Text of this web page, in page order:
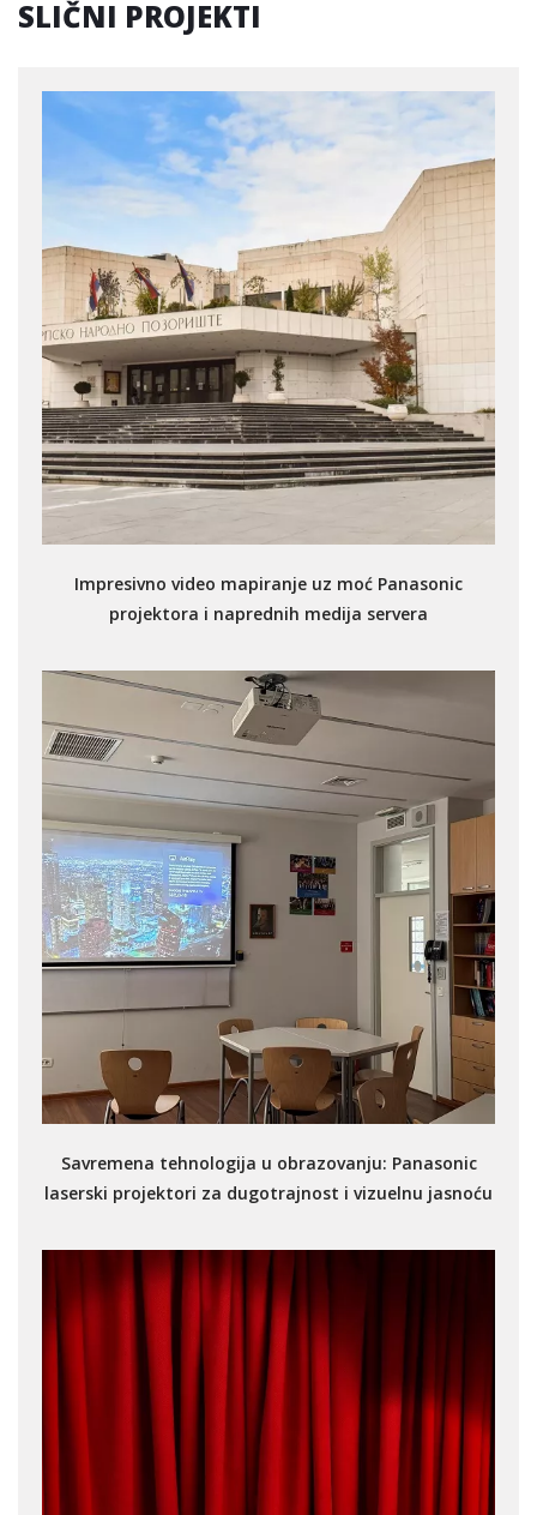
SLIČNI PROJEKTI
Impresivno video mapiranje uz moć Panasonic
projektora i naprednih medija servera
Savremena tehnologija u obrazovanju: Panasonic
laserski projektori za dugotrajnost i vizuelnu jasnoću